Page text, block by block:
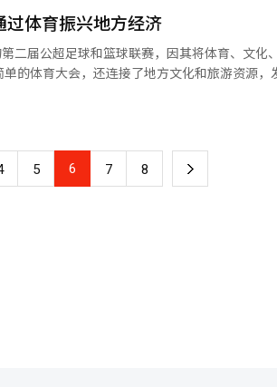
道，在此次索恩会议上，日本市场几乎没有被
如今的日本股票“已经没有话题可谈”，《日经新闻
发生变化。香港的CLSA将在6月于首尔举办
则可能会更名并缩小规模，《日经新闻》报道
银行对东北亚资金流动重心的关注。为了吸引
本报道经人工智能（AI）系统翻译与编辑。
闲中心预算问题等，选民们关心的事项不在少
尔市长选举是“验证”的舞台，而非“形象”的
和不喜欢他的人都已经了解他，似乎不会有新的突破。
带来安全感。尤其是在像首尔这样的大城市，
确实存在。然而，首尔选举的最后一周总是出
改变心意。※ 本报道经人工智能（AI）系统翻
我们将继续扩大创新与合作，积极支持亚太地
创新性及商业与社会价值获得了大奖。在实践
州立大学则获得了网络轨道的大奖。包括大奖
智能时代核心能力》白皮书。
长博尼·普吉安托、亚细安基金会董事会主席
体育振兴地方经济
二届公超足球和篮球联赛，因其将体育、文化
，比赛将在为期9周的时间内，每周末的夜间进行。 从工
职工的参与便利，将所有比赛安排在周末和夜
际比赛中，宁阳教育体育局队与地方企业队展开了激
教室里上45分钟的课，但在赛场上要坚持60分钟。” 本次
5 6 7 8 下